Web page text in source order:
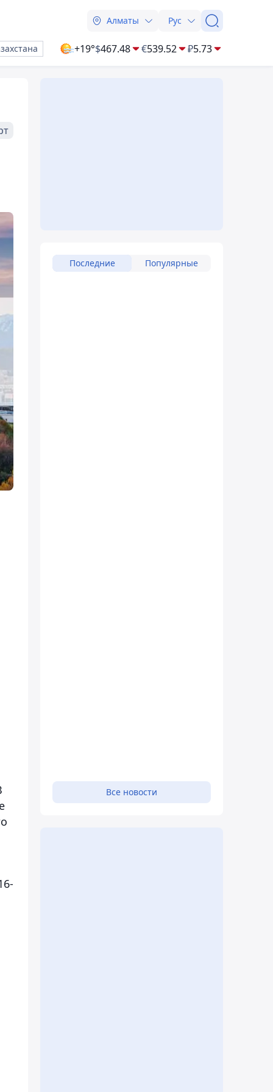
Алматы Рус
+19°$467.48 €539.52 ₽5.73
Последние Популярные
Все новости